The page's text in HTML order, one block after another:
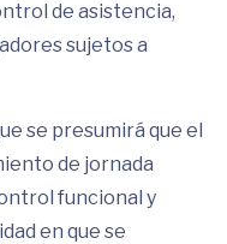
de asistencia,
sujetos a
se presumirá que el
de jornada
funcional y
en que se